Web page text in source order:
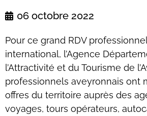
06 octobre 2022
Pour ce grand RDV
international, l’Agence
l’Attractivité et du Tourisme de
professionnels aveyronnais ont
offres du territoire auprès des
voyages, tours opérateurs,